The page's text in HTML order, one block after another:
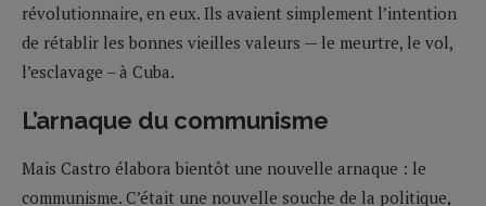
révolutionnaire, en eux. Ils avaient simplement l’intention
de rétablir les bonnes vieilles valeurs — le meurtre, le vol,
l’esclavage – à Cuba.
L’arnaque du communisme
Mais Castro élabora bientôt une nouvelle arnaque : le
communisme. C’était une nouvelle souche de la politique,